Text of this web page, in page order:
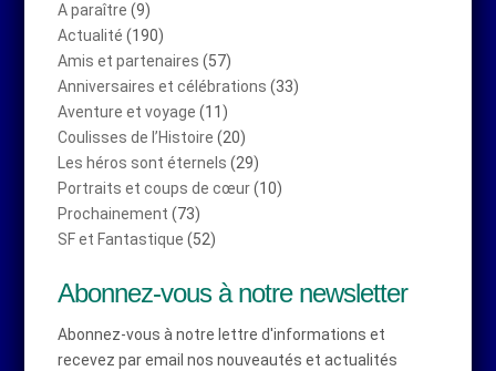
A paraître (9)
Actualité (190)
Amis et partenaires (57)
Anniversaires et célébrations (33)
Aventure et voyage (11)
Coulisses de l’Histoire (20)
Les héros sont éternels (29)
Portraits et coups de cœur(10)
Prochainement (73)
SF et Fantastique (52)
Abonnez-vous à notre newsletter
Abonnez-vous à notre lettre d'informations et
recevez par email nos nouveautés et actualités